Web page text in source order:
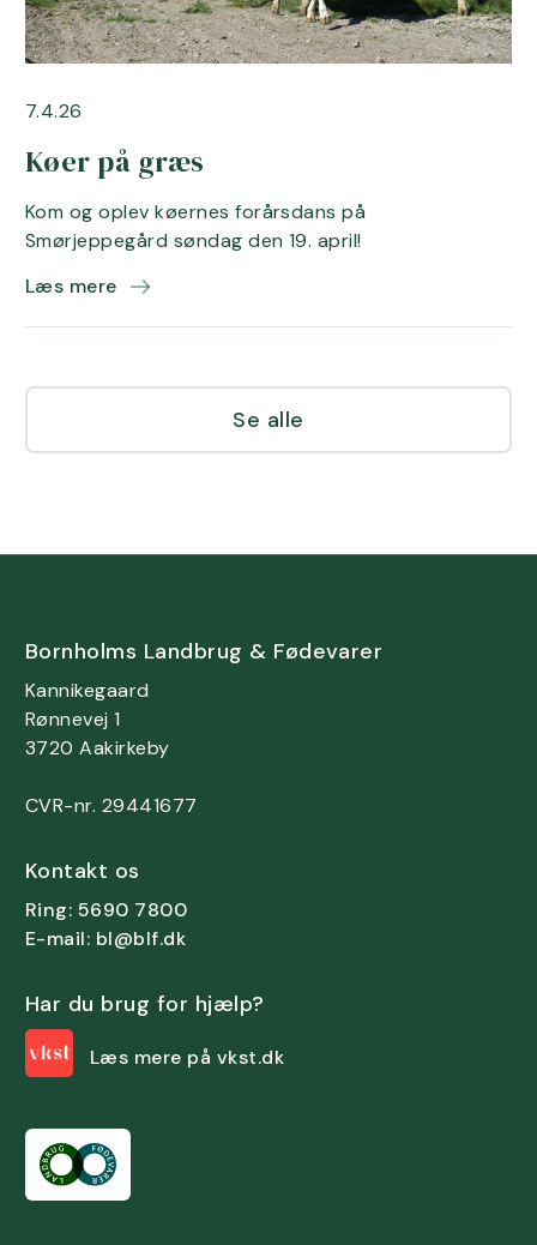
7.4.26
Køer på græs
Kom og oplev køernes forårsdans på
Smørjeppegård søndag den 19. april!
Læs mere
Se alle
Bornholms Landbrug & Fødevarer
Kannikegaard
Rønnevej 1
3720 Aakirkeby
CVR-nr. 29441677
Kontakt os
Ring: 5690 7800
E-mail: bl@blf.dk
Har du brug for hjælp?
Læs mere på vkst.dk